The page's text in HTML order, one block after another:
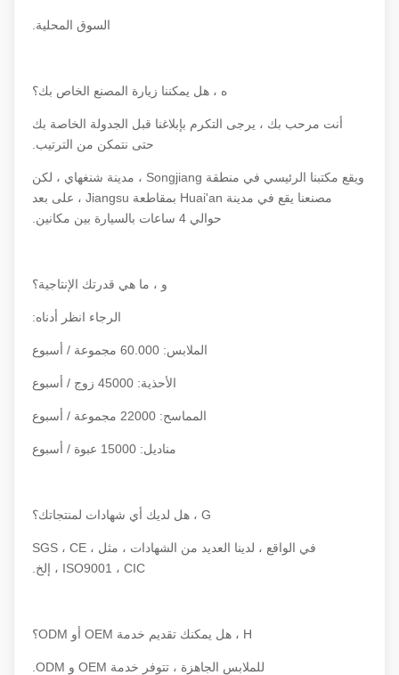
السوق المحلية.
ه ، هل يمكننا زيارة المصنع الخاص بك؟
أنت مرحب بك ، يرجى التكرم بإبلاغنا قبل الجدولة الخاصة بك
حتى نتمكن من الترتيب.
ويقع مكتبنا الرئيسي في منطقة Songjiang ، مدينة شنغهاي ، لكن
مصنعنا يقع في مدينة Huai'an بمقاطعة Jiangsu ، على بعد
حوالي 4 ساعات بالسيارة بين مكانين.
و ، ما هي قدرتك الإنتاجية؟
الرجاء انظر أدناه:
الملابس: 60.000 مجموعة / أسبوع
الأحذية: 45000 زوج / أسبوع
المماسح: 22000 مجموعة / أسبوع
مناديل: 15000 عبوة / أسبوع
في الواقع ، لدينا العديد من الشهادات ، مثل SGS ، CE ،
ISO9001 ، CIC ، إلخ.
للملابس الجاهزة ، تتوفر خدمة OEM و ODM.